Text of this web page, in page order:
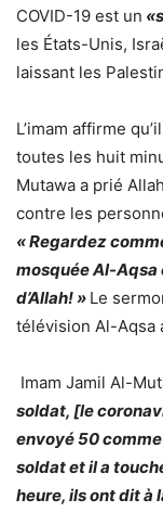
COVID-19 est un
les États-Unis,
laissant les
L’imam affirme
toutes les huit
Mutawa a prié
contre les
« Regardez
mosquée Al-Aqsa
d’Allah! » Le
télévision Al-Aqsa
Imam Jamil Al-
soldat, [le
envoyé 50 comme
soldat et il a
heure, ils ont dit à